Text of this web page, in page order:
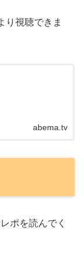
り視聴できま
abema.tv
ポを読んでく